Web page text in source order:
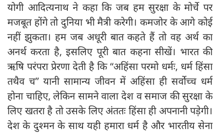
योगी आदित्यनाथ ने कहा कि जब हम सुरक्षा के मोर्चे पर
मजबूत होंगे तो दुनिया भी मैत्री करेगी। कमजोर के आगे कोई
नहीं झुकता। हम जब अधूरी बात कहते हैं तो वह अर्थ का
अनर्थ करता है, इसलिए पूरी बात कहना सीखें। भारत की
ऋषि परंपरा प्रेरणा देती है कि “अहिंसा परमो धर्मः, धर्म हिंसा
तथैव च” यानी सामान्य जीवन में अहिंसा ही सर्वोच्च धर्म
होना चाहिए, लेकिन सामने वाला देश व समाज की सुरक्षा के
लिए खतरा है तो उसके लिए अंततः हिंसा ही अपनानी पड़ेगी।
देश के दुश्मन के साथ यही हमारा धर्म है और भारतीय सेना